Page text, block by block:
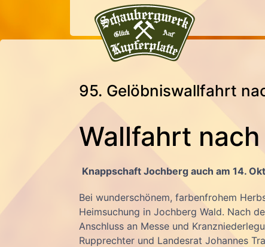
95. Gelöbniswallfahrt
Wallfahrt
Knappschaft Jochberg auch am 14.
Bei wunderschönem, farbenfrohem
Heimsuchung in Jochberg Wald. Nach
Anschluss an Messe und
Rupprechter und Landesrat Johannes